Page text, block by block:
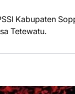
Kabupaten
Tetewatu.